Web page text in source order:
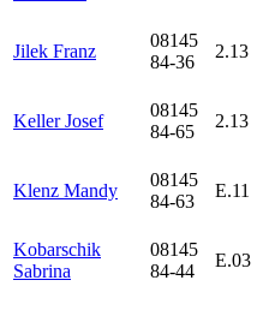
Jilek Franz
08145
84-36
2.13
Keller Josef
08145
84-65
2.13
Klenz Mandy
08145
84-63
E.11
Kobarschik
Sabrina
08145
84-44
E.03